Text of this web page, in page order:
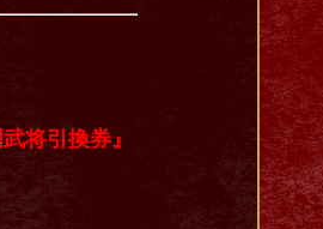
将引換券』